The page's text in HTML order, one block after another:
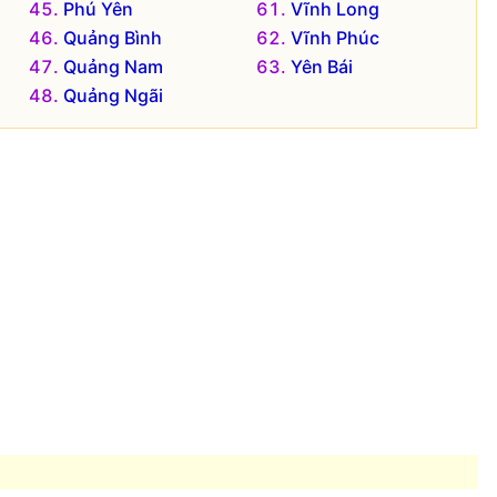
Phú Yên
Quảng Bình
Quảng Nam
Quảng Ngãi
Vĩnh Long
Vĩnh Phúc
Yên Bái